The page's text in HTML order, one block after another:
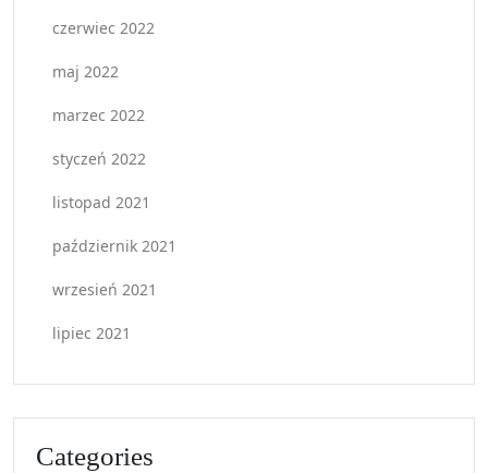
czerwiec 2022
maj 2022
marzec 2022
styczeń 2022
listopad 2021
październik 2021
wrzesień 2021
lipiec 2021
Categories